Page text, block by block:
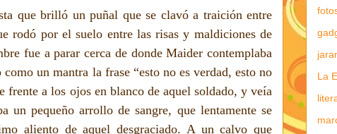
que brilló un puñal que se clavó a traición entre
rodó por el suelo entre las risas y maldiciones de
fue a parar cerca de donde Maider contemplaba
un mantra la frase “esto no es verdad, esto no
frente a los ojos en blanco de aquel soldado, y veía
un pequeño arrollo de sangre, que lentamente se
aliento de aquel desgraciado. A un calvo que
La